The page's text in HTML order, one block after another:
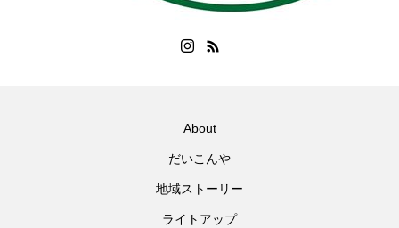
About
だいこんや
地域ストーリー
ライトアップ